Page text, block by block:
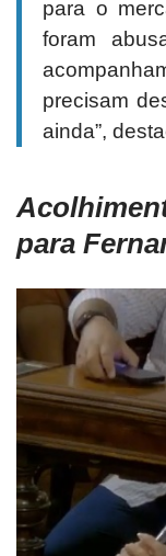
para o
foram
precisam
ainda”,
para